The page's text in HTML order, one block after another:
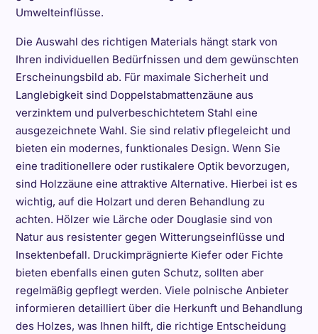
Umwelteinflüsse.
Die Auswahl des richtigen Materials hängt stark von
Ihren individuellen Bedürfnissen und dem gewünschten
Erscheinungsbild ab. Für maximale Sicherheit und
Langlebigkeit sind Doppelstabmattenzäune aus
verzinktem und pulverbeschichtetem Stahl eine
ausgezeichnete Wahl. Sie sind relativ pflegeleicht und
bieten ein modernes, funktionales Design. Wenn Sie
eine traditionellere oder rustikalere Optik bevorzugen,
sind Holzzäune eine attraktive Alternative. Hierbei ist es
wichtig, auf die Holzart und deren Behandlung zu
achten. Hölzer wie Lärche oder Douglasie sind von
Natur aus resistenter gegen Witterungseinflüsse und
Insektenbefall. Druckimprägnierte Kiefer oder Fichte
bieten ebenfalls einen guten Schutz, sollten aber
regelmäßig gepflegt werden. Viele polnische Anbieter
informieren detailliert über die Herkunft und Behandlung
des Holzes, was Ihnen hilft, die richtige Entscheidung